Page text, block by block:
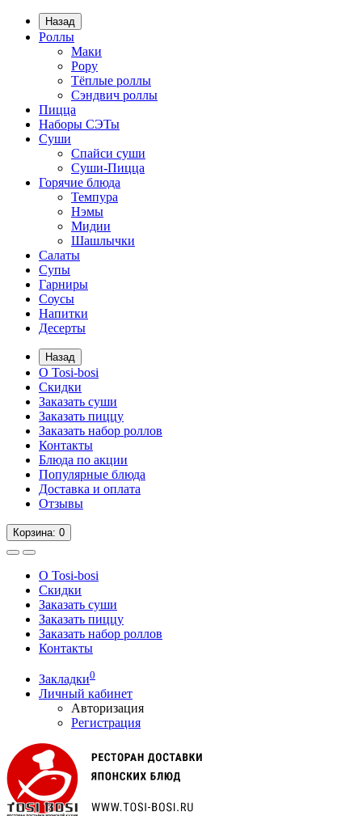
Назад
Роллы
Маки
Рору
Тёплые роллы
Сэндвич роллы
Пицца
Наборы СЭТы
Суши
Спайси суши
Суши-Пицца
Горячие блюда
Темпура
Нэмы
Мидии
Шашлычки
Салаты
Супы
Гарниры
Соусы
Напитки
Десерты
Назад
О Tosi-bosi
Скидки
Заказать суши
Заказать пиццу
Заказать набор роллов
Контакты
Блюда по акции
Популярные блюда
Доставка и оплата
Отзывы
Корзина: 0
О Tosi-bosi
Скидки
Заказать суши
Заказать пиццу
Заказать набор роллов
Контакты
Закладки0
Личный кабинет
Авторизация
Регистрация